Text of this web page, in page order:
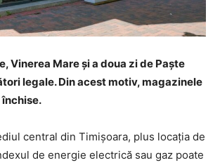
Vinerea Mare și a doua zi de Paște
legale. Din acest motiv, magazinele
central din Timișoara, plus locația de
de energie electrică sau gaz poate